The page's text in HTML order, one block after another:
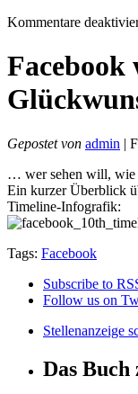
Kommentare
Facebook
Gepostet von admin |
… wer sehen will, wie
Ein kurzer Überblick
Timeline-Infografik:
Tags: Facebook
Subscribe to
Follow us on
Stellenanzeige
Das Buch